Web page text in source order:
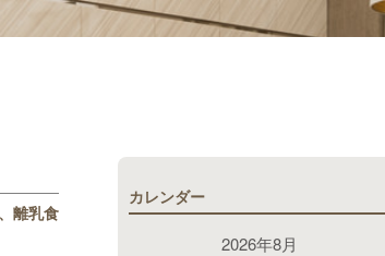
離乳食
カレンダー
2026年8月